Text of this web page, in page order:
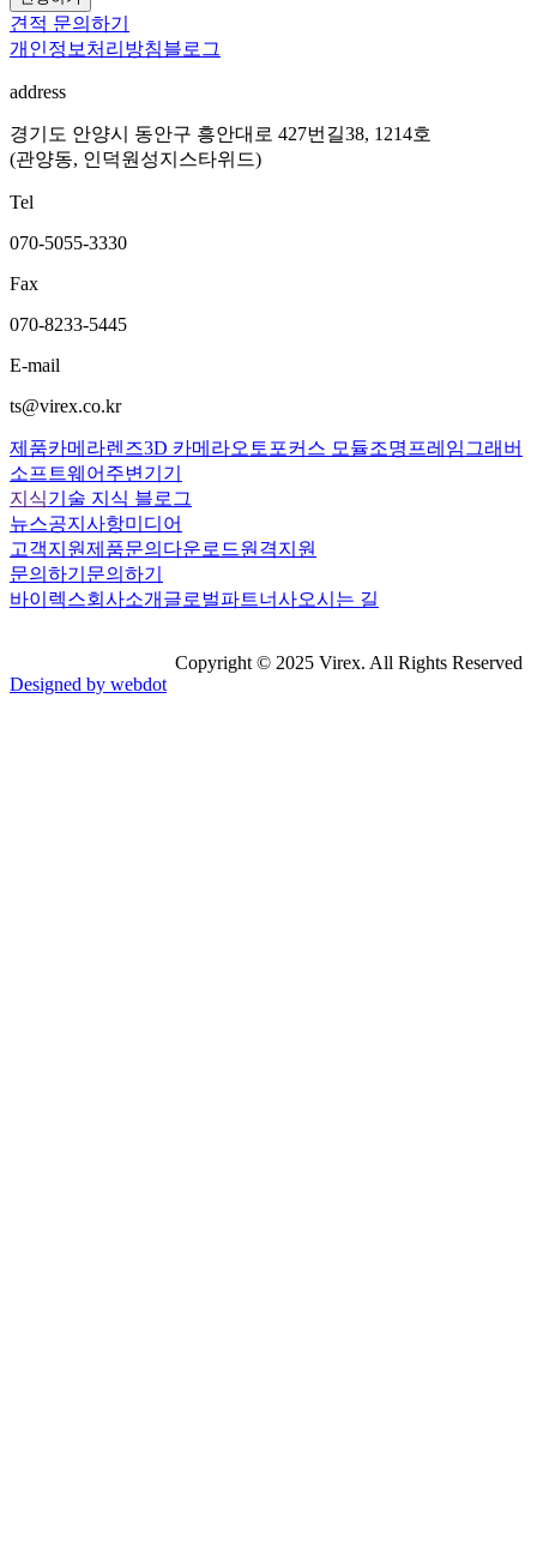
견적 문의하기
개인정보처리방침블로그
address
경기도 안양시 동안구 흥안대로 427번길38, 1214호
(관양동, 인덕원성지스타위드)
Tel
070-5055-3330
Fax
070-8233-5445
E-mail
ts@virex.co.kr
제품카메라렌즈3D 카메라오토포커스 모듈조명 프레임그래버
소프트웨어 주변기기
지식기술 지식 블로그
뉴스공지사항미디어
고객지원제품문의 다운로드원격지원
문의하기 문의하기
바이렉스회사소개 글로벌파트너사오시는 길
Copyright © 2025 Virex. All Rights Reserved
Designed by webdot